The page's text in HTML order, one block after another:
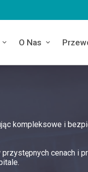
O Nas
kompleksowe i
cenach i